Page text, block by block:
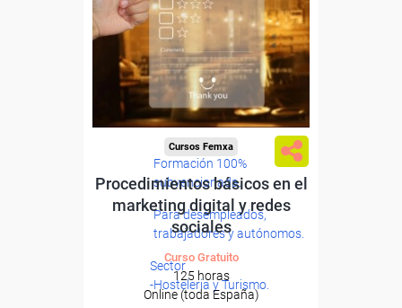
Formación 100%
subvencionada.
Para desempleados,
trabajadores y autónomos.
Sector
-Hosteleria y Turismo.
Cursos Femxa
Procedimientos básicos en el
marketing digital y redes
sociales
Curso Gratuito
125 horas
Online (toda España)